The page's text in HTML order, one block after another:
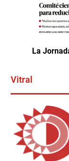
La
Vitral